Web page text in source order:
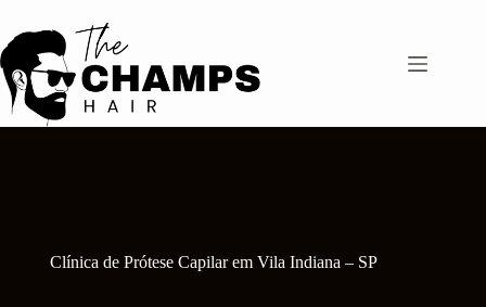
para
o
conteúdo
Clínica de Prótese Capilar em Vila Indiana – SP